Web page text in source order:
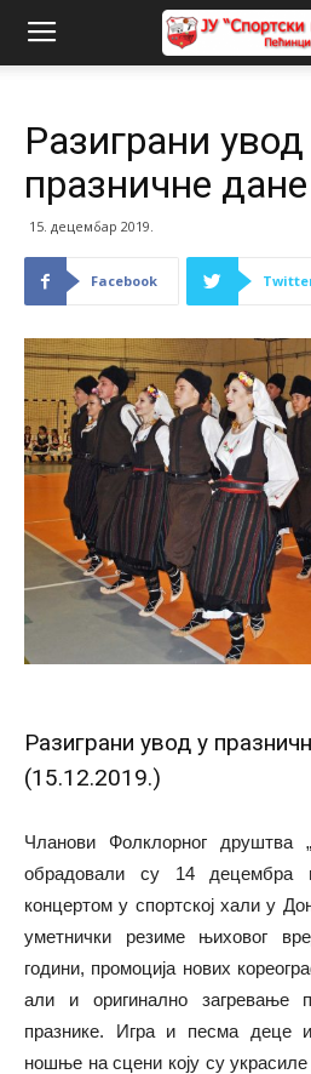
Разиграни увод
празничне дане
15. децембар 2019.
Facebook
Разиграни увод у
(15.12.2019.)
Чланови Фолклорног друштва
обрадовали су 14 децембра
концертом у спортској хали у
уметнички резиме њиховог
години, промоција нових
али и оригинално загревање
празнике. Игра и песма деце
ношње на сцени коју су